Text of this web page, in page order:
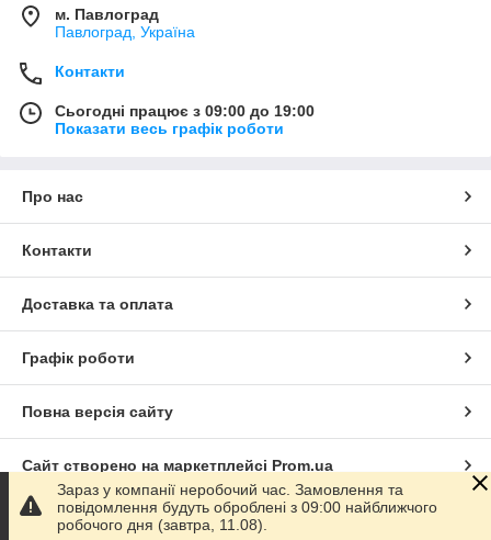
м. Павлоград
Павлоград, Україна
Контакти
Сьогодні працює з 09:00 до 19:00
Показати весь графік роботи
Про нас
Контакти
Доставка та оплата
Графік роботи
Повна версія сайту
Сайт створено на маркетплейсі Prom.ua
Політика конфіденційності
Зараз у компанії неробочий час. Замовлення та
повідомлення будуть оброблені з 09:00 найближчого
робочого дня (завтра, 11.08).